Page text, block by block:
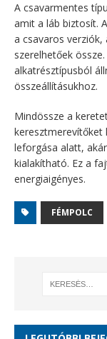
A csavarmentes
amit a láb biztosít.
a csavaros
szerelhetőek
alkatrésztípusból
összeállításukhoz.
Mindössze a
keresztmerevítőket
leforgása alatt,
kialakítható. Ez a
energiaigényes.
FÉMPOLC